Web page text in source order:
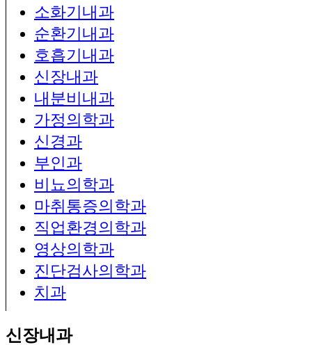
소화기내과
순환기내과
호흡기내과
신장내과
내분비내과
가정의학과
신경과
부인과
비뇨의학과
마취통증의학과
직업환경의학과
영상의학과
진단검사의학과
치과
신장내과